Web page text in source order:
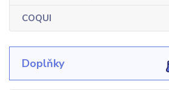
COQUI
Doplňky